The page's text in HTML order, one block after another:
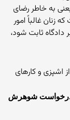
به خاطر رضای
زنان غالباً امور
دادگاه ثابت شود،
اشپزی و کارهای
درخواست شوهرش